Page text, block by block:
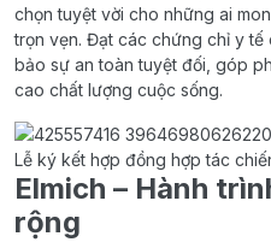
chọn tuyệt vời cho những ai
trọn vẹn. Đạt các chứng chỉ y tế
bảo sự an toàn tuyệt đối, góp
cao chất lượng cuộc sống.
Lễ ký kết hợp đồng hợp tác
Elmich – Hành
rộng